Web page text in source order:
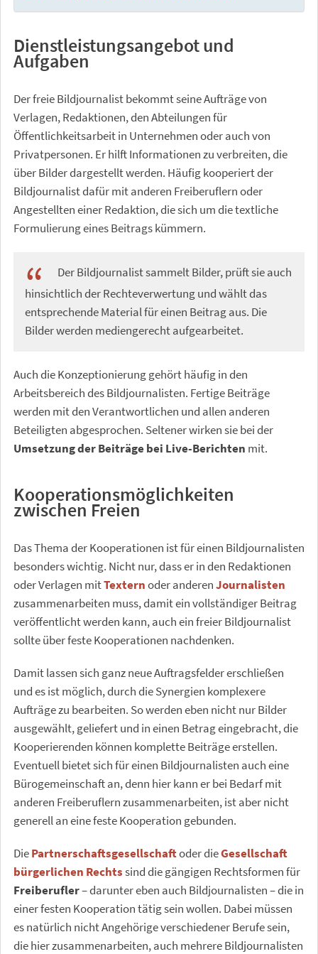
Dienstleistungsangebot und
Aufgaben
Der freie Bildjournalist bekommt seine Aufträge von
Verlagen, Redaktionen, den Abteilungen für
Öffentlichkeitsarbeit in Unternehmen oder auch von
Privatpersonen. Er hilft Informationen zu verbreiten, die
über Bilder dargestellt werden. Häufig kooperiert der
Bildjournalist dafür mit anderen Freiberuflern oder
Angestellten einer Redaktion, die sich um die textliche
Formulierung eines Beitrags kümmern.
Der Bildjournalist sammelt Bilder, prüft sie auch
hinsichtlich der Rechteverwertung und wählt das
entsprechende Material für einen Beitrag aus. Die
Bilder werden mediengerecht aufgearbeitet.
Auch die Konzeptionierung gehört häufig in den
Arbeitsbereich des Bildjournalisten. Fertige Beiträge
werden mit den Verantwortlichen und allen anderen
Beteiligten abgesprochen. Seltener wirken sie bei der
Umsetzung der Beiträge bei Live-Berichten mit.
Kooperationsmöglichkeiten
zwischen Freien
Das Thema der Kooperationen ist für einen Bildjournalisten
besonders wichtig. Nicht nur, dass er in den Redaktionen
oder Verlagen mitTexternoder anderenJournalisten
zusammenarbeiten muss, damit ein vollständiger Beitrag
veröffentlicht werden kann, auch ein freier Bildjournalist
sollte über feste Kooperationen nachdenken.
Damit lassen sich ganz neue Auftragsfelder erschließen
und es ist möglich, durch die Synergien komplexere
Aufträge zu bearbeiten. So werden eben nicht nur Bilder
ausgewählt, geliefert und in einen Betrag eingebracht, die
Kooperierenden können komplette Beiträge erstellen.
Eventuell bietet sich für einen Bildjournalisten auch eine
Bürogemeinschaft an, denn hier kann er bei Bedarf mit
anderen Freiberuflern zusammenarbeiten, ist aber nicht
generell an eine feste Kooperation gebunden.
DiePartnerschaftsgesellschaftoder dieGesellschaft
bürgerlichen Rechtssind die gängigen Rechtsformen für
Freiberufler– darunter eben auch Bildjournalisten – die in
einer festen Kooperation tätig sein wollen. Dabei müssen
es natürlich nicht Angehörige verschiedener Berufe sein,
die hier zusammenarbeiten, auch mehrere Bildjournalisten